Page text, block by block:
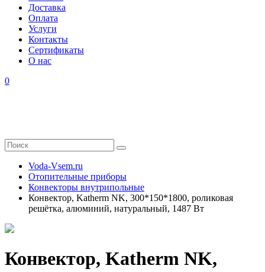
Доставка
Оплата
Услуги
Контакты
Cертификаты
О нас
0
Voda-Vsem.ru
Отопительные приборы
Конвекторы внутрипольные
Конвектор, Katherm NK, 300*150*1800, роликовая
решётка, алюминий, натуральный, 1487 Вт
Конвектор, Katherm NK,